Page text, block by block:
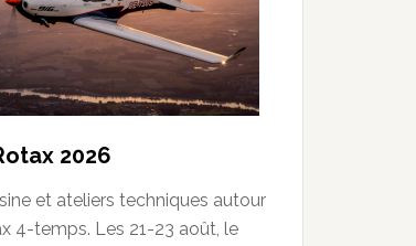
2026
et ateliers techniques autour
4-temps. Les 21-23 août, le